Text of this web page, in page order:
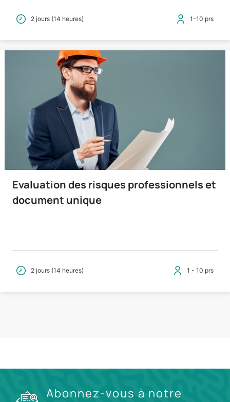
2 jours (14 heures) 1-10 prs
Evaluation des risques professionnels et
document unique
2 jours (14 heures) 1 - 10 prs
Abonnez-vous à notre